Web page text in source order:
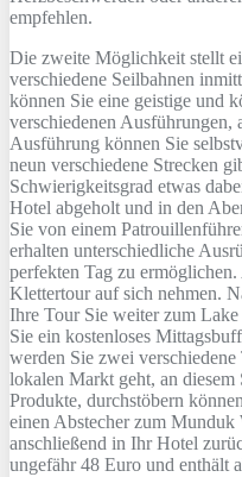
empfehlen.
Die zweite Möglichkeit stellt
verschiedene Seilbahnen
können Sie eine geistige und
verschiedenen Ausführungen,
Ausführung können Sie
neun verschiedene Strecken
Schwierigkeitsgrad etwas
Hotel abgeholt und in den
Sie von einem
erhalten unterschiedliche
perfekten Tag zu
Klettertour auf sich nehmen.
Ihre Tour Sie weiter zum
Sie ein kostenloses
werden Sie zwei
lokalen Markt geht, an diesem
Produkte, durchstöbern
einen Abstecher zum Munduk
anschließend in Ihr Hotel
ungefähr 48 Euro und enthält